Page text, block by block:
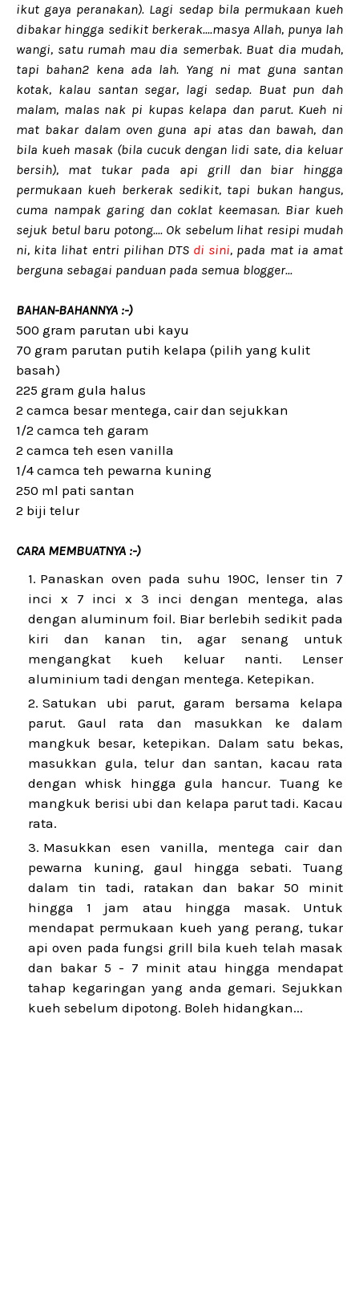
ikut gaya peranakan). Lagi sedap bila permukaan kueh
dibakar hingga sedikit berkerak....masya Allah, punya lah
wangi, satu rumah mau dia semerbak. Buat dia mudah,
tapi bahan2 kena ada lah. Yang ni mat guna santan
kotak, kalau santan segar, lagi sedap. Buat pun dah
malam, malas nak pi kupas kelapa dan parut. Kueh ni
mat bakar dalam oven guna api atas dan bawah, dan
bila kueh masak (bila cucuk dengan lidi sate, dia keluar
bersih), mat tukar pada api grill dan biar hingga
permukaan kueh berkerak sedikit, tapi bukan hangus,
cuma nampak garing dan coklat keemasan. Biar kueh
sejuk betul baru potong.... Ok sebelum lihat resipi mudah
ni, kita lihat entri pilihan DTSdi sini, pada mat ia amat
berguna sebagai panduan pada semua blogger...
BAHAN-BAHANNYA :-)
500 gram parutan ubi kayu
70 gram parutan putih kelapa (pilih yang kulit
basah)
225 gram gula halus
2 camca besar mentega, cair dan sejukkan
1/2 camca teh garam
2 camca teh esen vanilla
1/4 camca teh pewarna kuning
250 ml pati santan
2 biji telur
CARA MEMBUATNYA :-)
Panaskan oven pada suhu 190C, lenser tin 7
inci x 7 inci x 3 inci dengan mentega, alas
dengan aluminum foil. Biar berlebih sedikit pada
kiri dan kanan tin, agar senang untuk
mengangkat kueh keluar nanti. Lenser
aluminium tadi dengan mentega. Ketepikan.
Satukan ubi parut, garam bersama kelapa
parut. Gaul rata dan masukkan ke dalam
mangkuk besar, ketepikan. Dalam satu bekas,
masukkan gula, telur dan santan, kacau rata
dengan whisk hingga gula hancur. Tuang ke
mangkuk berisi ubi dan kelapa parut tadi. Kacau
rata.
Masukkan esen vanilla, mentega cair dan
pewarna kuning, gaul hingga sebati. Tuang
dalam tin tadi, ratakan dan bakar 50 minit
hingga 1 jam atau hingga masak. Untuk
mendapat permukaan kueh yang perang, tukar
api oven pada fungsi grill bila kueh telah masak
dan bakar 5 - 7 minit atau hingga mendapat
tahap kegaringan yang anda gemari. Sejukkan
kueh sebelum dipotong. Boleh hidangkan...